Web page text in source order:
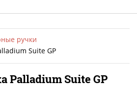
ручки
Suite GP
Palladium Suite GP